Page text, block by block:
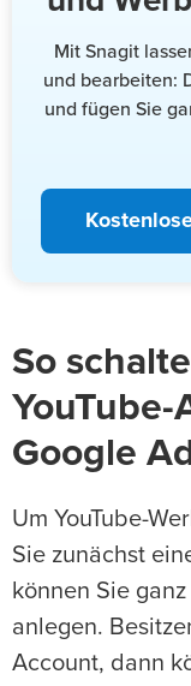
Mit Snagit
und bearbeiten:
und fügen Sie
So
YouTube-
Google
Um YouTube-
Sie zunächst
können Sie
anlegen.
Account, dann